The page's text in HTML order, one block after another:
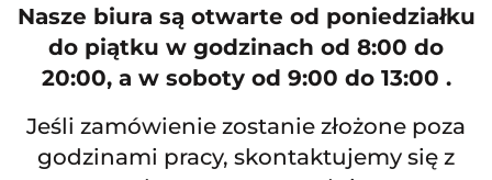
Nasze biura są otwarte od poniedziałku
do piątku w godzinach od 8:00 do
20:00, a w soboty od 9:00 do 13:00 .
Jeśli zamówienie zostanie złożone poza
godzinami pracy, skontaktujemy się z